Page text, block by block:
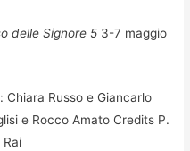
delle Signore 5 3-7 maggio
Chiara Russo e Giancarlo
e Rocco Amato Credits P.
Rai